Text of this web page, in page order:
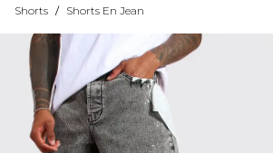
Shorts / Shorts En Jean